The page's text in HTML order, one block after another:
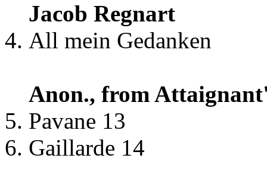
Jacob Regnart
All mein Gedanken
Anon., from
Pavane 13
Gaillarde 14